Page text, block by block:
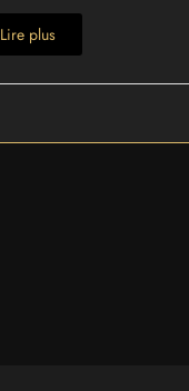
Lire plus